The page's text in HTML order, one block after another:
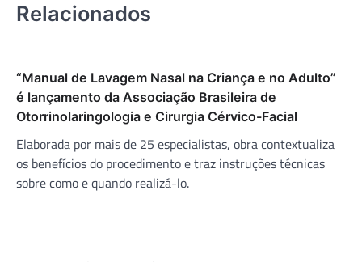
Relacionados
“Manual de Lavagem Nasal na Criança e no Adulto”
é lançamento da Associação Brasileira de
Otorrinolaringologia e Cirurgia Cérvico-Facial
Elaborada por mais de 25 especialistas, obra contextualiza
os benefícios do procedimento e traz instruções técnicas
sobre como e quando realizá-lo.